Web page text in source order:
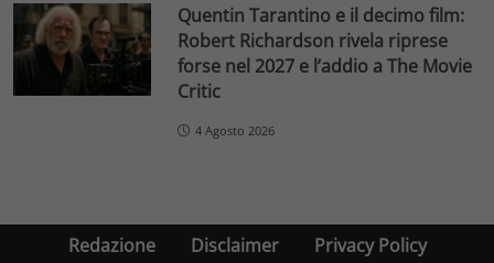
Quentin Tarantino e il decimo film:
Robert Richardson rivela riprese
forse nel 2027 e l’addio a The Movie
Critic
4 Agosto 2026
Redazione Disclaimer Privacy Policy